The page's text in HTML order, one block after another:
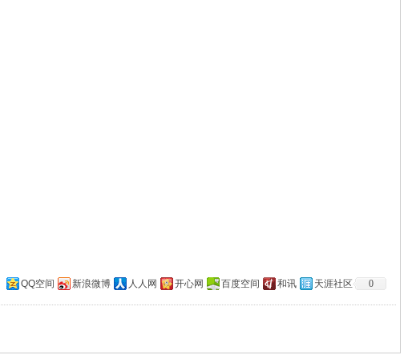
QQ空间 新浪微博 人人网 开心网 百度空间 和讯 天涯社区 0